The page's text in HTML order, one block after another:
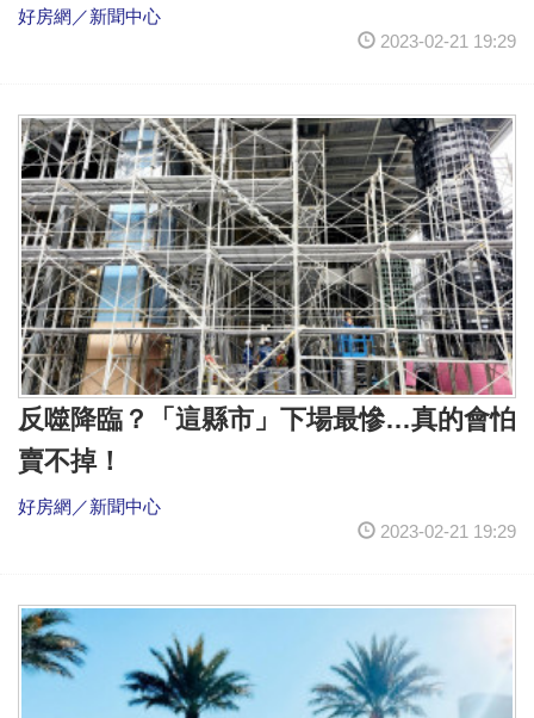
好房網／新聞中心
2023-02-21 19:29
反噬降臨？「這縣市」下場最慘…真的會怕
賣不掉！
好房網／新聞中心
2023-02-21 19:29